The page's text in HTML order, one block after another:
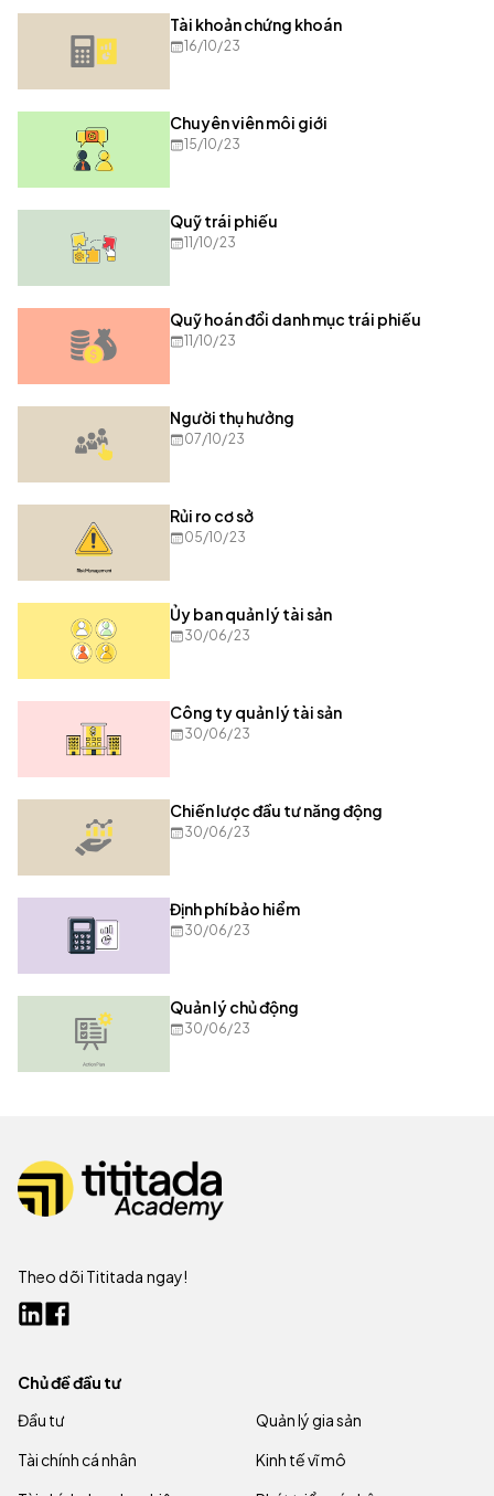
Tài khoản chứng khoán
16/10/23
Chuyên viên môi giới
15/10/23
Quỹ trái phiếu
11/10/23
Quỹ hoán đổi danh mục trái phiếu
11/10/23
Người thụ hưởng
07/10/23
Rủi ro cơ sở
05/10/23
Ủy ban quản lý tài sản
30/06/23
Công ty quản lý tài sản
30/06/23
Chiến lược đầu tư năng động
30/06/23
Định phí bảo hiểm
30/06/23
Quản lý chủ động
30/06/23
Theo dõi Tititada ngay!
Chủ đề đầu tư
Đầu tư
Quản lý gia sản
Tài chính cá nhân
Kinh tế vĩ mô